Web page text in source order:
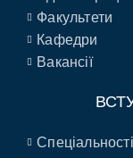
Факультети
Кафедри
Вакансії
Спеціальності